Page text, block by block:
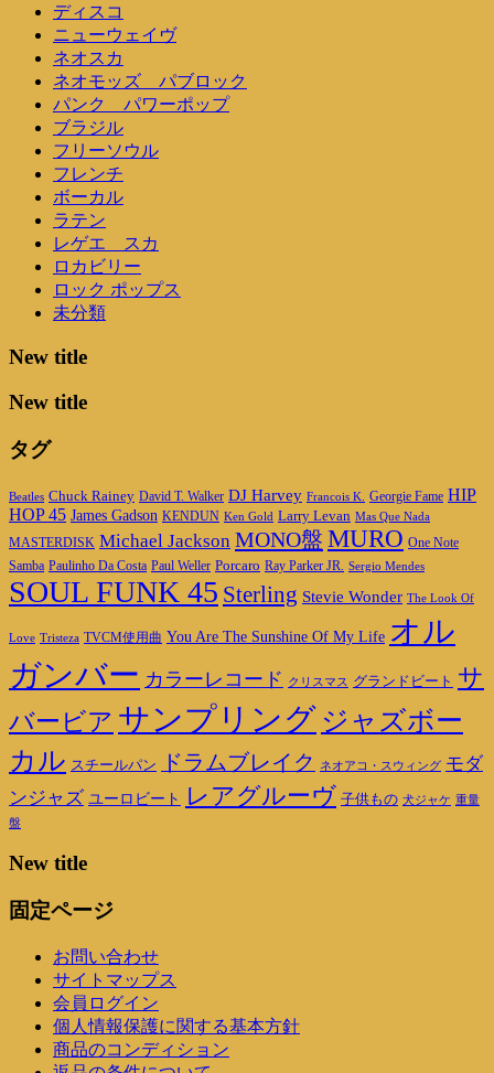
ディスコ
ニューウェイヴ
ネオスカ
ネオモッズ パブロック
パンク パワーポップ
ブラジル
フリーソウル
フレンチ
ボーカル
ラテン
レゲエ スカ
ロカビリー
ロック ポップス
未分類
New title
New title
タグ
Beatles Chuck Rainey David T. Walker DJ Harvey Francois K. Georgie Fame HIP
HOP 45 James Gadson KENDUN Ken Gold Larry Levan Mas Que Nada
MASTERDISK Michael Jackson MONO盤 MURO One Note
Samba Paulinho Da Costa Paul Weller Porcaro Ray Parker JR. Sergio Mendes
SOUL FUNK 45 Sterling Stevie Wonder The Look Of
Love Tristeza TVCM使用曲 You Are The Sunshine Of My Life オル
ガンバー カラーレコード クリスマス グランドビート サ
バービア サンプリング ジャズボー
カル スチールパン ドラムブレイク ネオアコ・スウィング モダ
ンジャズ ユーロビート レアグルーヴ 子供もの 犬ジャケ 重量
盤
New title
固定ページ
お問い合わせ
サイトマップス
会員ログイン
個人情報保護に関する基本方針
商品のコンディション